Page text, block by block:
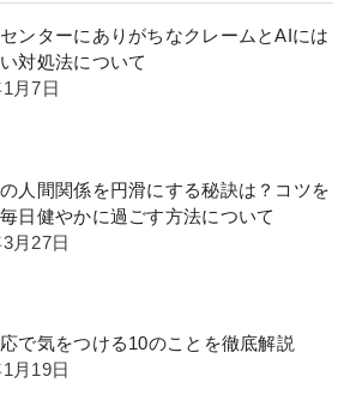
ンターにありがちなクレームとAIには
対処法について
月7日
人間関係を円滑にする秘訣は？コツを
日健やかに過ごす方法について
月27日
で気をつける10のことを徹底解説
月19日